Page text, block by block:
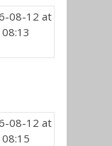
08-12 at
08:13
08-12 at
08:15